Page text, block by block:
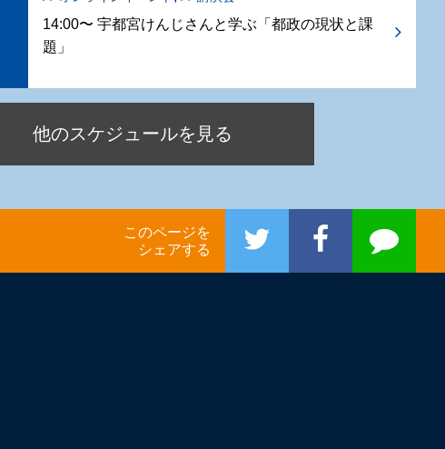
14:00〜 宇都宮けんじさんと学ぶ「都政の現状と課
題」
他のスケジュールを見る
このページを
シェアする